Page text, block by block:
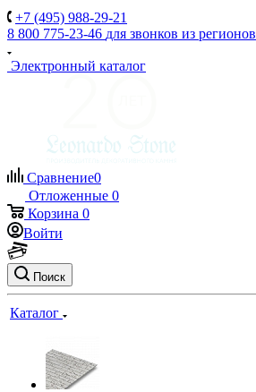
+7 (495) 988-29-21
8 800 775-23-46 для звонков из регионов
Электронный каталог
Сравнение0
Отложенные 0
Корзина 0
Войти
Поиск
Каталог